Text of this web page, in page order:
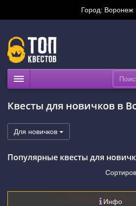
Город: Воронеж
Расписание
Рейтинги
На карте
Квесты для новичков в
Для новичков
Популярные квесты для
Инфо